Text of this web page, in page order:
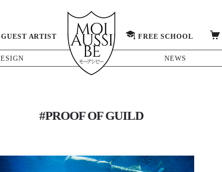
GUEST ARTIST FREE SCHOOL
NEWS
#PROOF OF GUILD